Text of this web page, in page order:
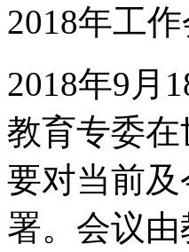
2018年工
2018年9月
教育专委
要对当前
署。会议